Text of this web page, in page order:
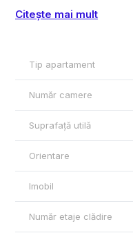
baie renovată modern
parchet SPC rezistent
spațiu luminos, ușor de
Opțional, se poate
Garsoniera este ideală
– investiție cu
Citește mai mult
Tip apartament
Număr camere
Suprafață utilă
Orientare
Imobil
Număr etaje clădire